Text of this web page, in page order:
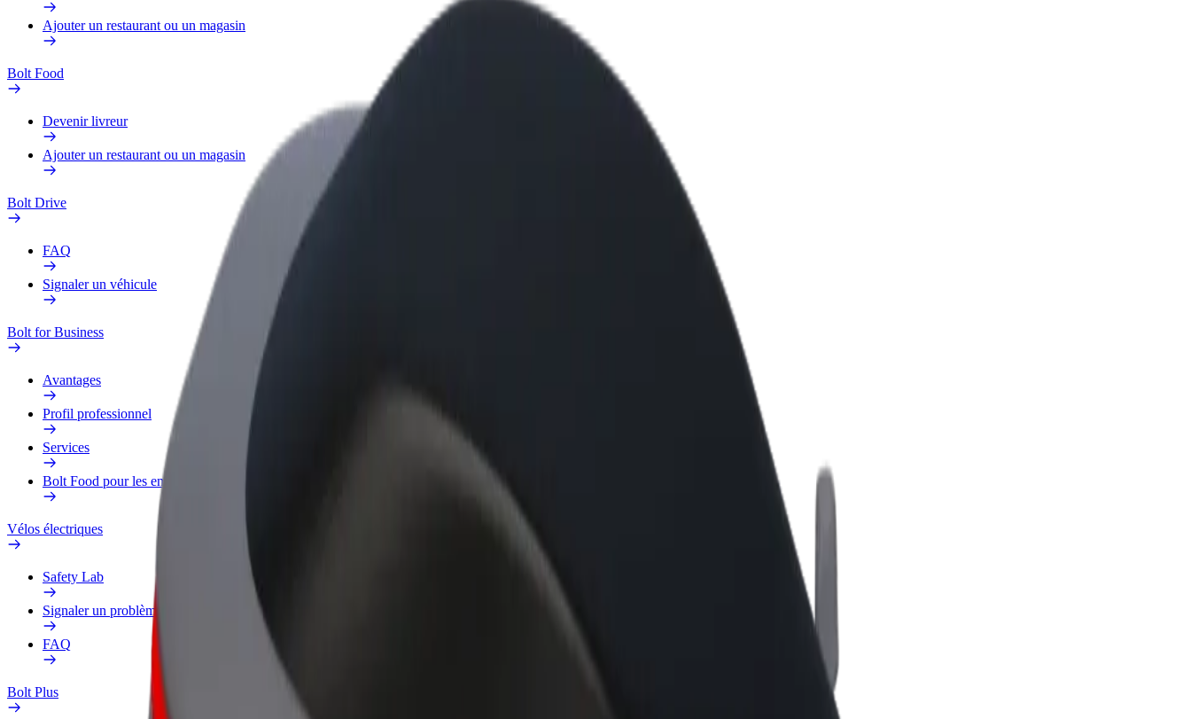
Ajouter un restaurant ou un magasin
Bolt Food
Devenir livreur
Ajouter un restaurant ou un magasin
Bolt Drive
FAQ
Signaler un véhicule
Bolt for Business
Avantages
Profil professionnel
Services
Bolt Food pour les entreprises
Vélos électriques
Safety Lab
Signaler un problème
FAQ
Bolt Plus